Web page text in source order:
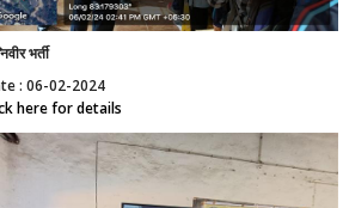
भर्ती
: 06-02-2024
here for details